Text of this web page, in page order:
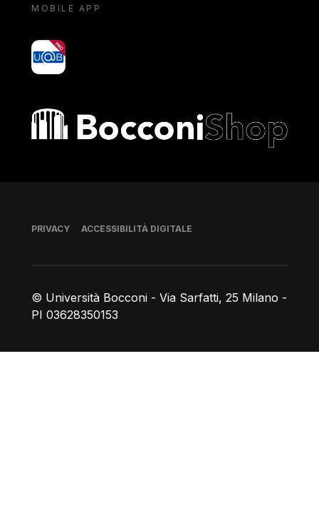
MOBILE APP
yoU@B
Bocconi shop
© Università Bocconi - Via Sarfatti, 25 Milano -
PI 03628350153
Piè di pagina
PRIVACY ACCESSIBILITÀ DIGITALE